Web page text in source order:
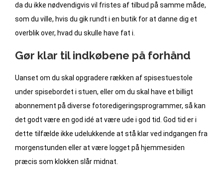
da du ikke nødvendigvis vil fristes af tilbud på samme måde,
som du ville, hvis du gik rundt i en butik for at danne dig et
overblik over, hvad du skulle have fat i.
Gør klar til indkøbene på forhånd
Uanset om du skal opgradere rækken af spisestuestole
under spisebordet i stuen, eller om du skal have et billigt
abonnement på diverse fotoredigeringsprogrammer, så kan
det godt være en god idé at være ude i god tid. God tid er i
dette tilfælde ikke udelukkende at stå klar ved indgangen fra
morgenstunden eller at være logget på hjemmesiden
præcis som klokken slår midnat.